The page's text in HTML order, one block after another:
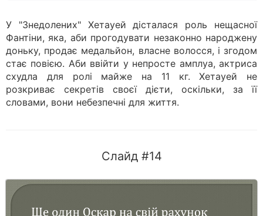
У "Знедолених" Хетауей дісталася роль нещасної
Фантіни, яка, аби прогодувати незаконно народжену
доньку, продає медальйон, власне волосся, і згодом
стає повією. Аби ввійти у непросте амплуа, актриса
схудла для ролі майже на 11 кг. Хетауей не
розкриває секретів своєї дієти, оскільки, за її
словами, вони небезпечні для життя.
Слайд #14